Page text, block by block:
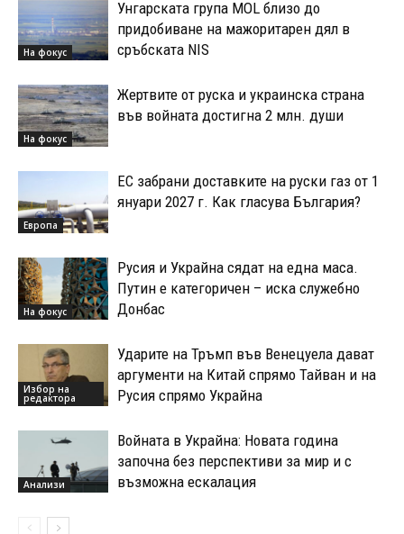
На фокус
Унгарската група MOL близо до
придобиване на мажоритарен дял в
сръбската NIS
На фокус
Жертвите от руска и украинска страна
във войната достигна 2 млн. души
Европа
ЕС забрани доставките на руски газ от 1
януари 2027 г. Как гласува България?
На фокус
Русия и Украйна сядат на една маса.
Путин е категоричен – иска служебно
Донбас
Избор на
редактора
Ударите на Тръмп във Венецуела дават
аргументи на Китай спрямо Тайван и на
Русия спрямо Украйна
Анализи
Войната в Украйна: Новата година
започна без перспективи за мир и с
възможна ескалация